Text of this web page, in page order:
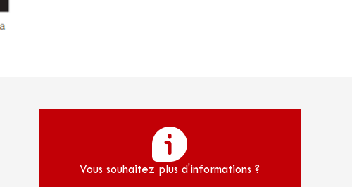
Vous souhaitez plus d'informations ?